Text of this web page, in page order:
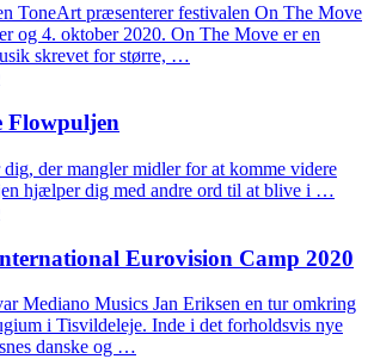
ToneArt præsenterer festivalen On The Move
og 4. oktober 2020. On The Move er en
skrevet for større, …
Flowpuljen
der mangler midler for at komme videre
hjælper dig med andre ord til at blive i …
Eurovision Camp 2020
Mediano Musics Jan Eriksen en tur omkring
i Tisvildeleje. Inde i det forholdsvis nye
danske og …